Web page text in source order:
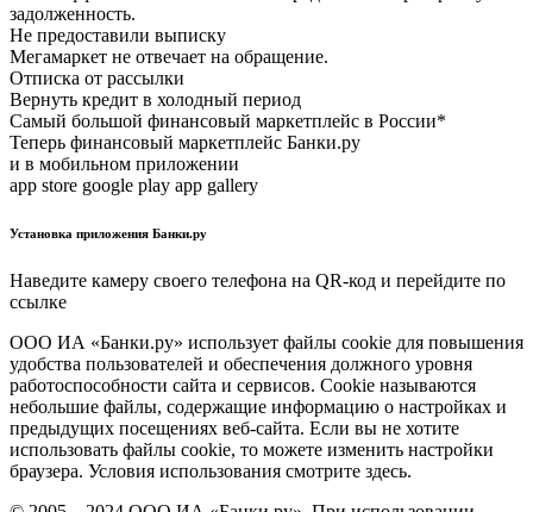
задолженность.
Не предоставили выписку
Мегамаркет не отвечает на обращение.
Отписка от рассылки
Вернуть кредит в холодный период
Самый большой финансовый маркетплейс в России*
Теперь финансовый маркетплейс Банки.ру
и в мобильном приложении
app store google play app gallery
Установка приложения Банки.ру
Наведите камеру своего телефона на QR-код и перейдите по
ссылке
ООО ИА «Банки.ру» использует файлы cookie для повышения
удобства пользователей и обеспечения должного уровня
работоспособности сайта и сервисов. Cookie называются
небольшие файлы, содержащие информацию о настройках и
предыдущих посещениях веб-сайта. Если вы не хотите
использовать файлы cookie, то можете изменить настройки
браузера. Условия использования смотрите здесь.